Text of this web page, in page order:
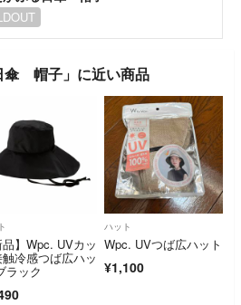
傘 帽子」に近い商品
品】Wpc. UVカッ
触冷感つば広ハッ
ラック
ハット
Wpc. UVつば広ハット
¥1,100